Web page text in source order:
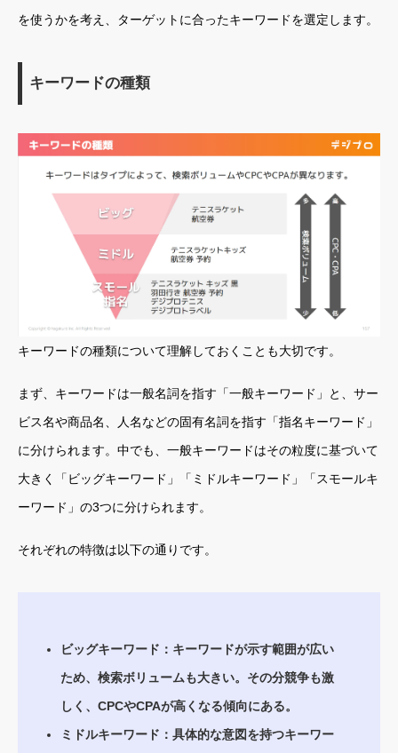
を使うかを考え、ターゲットに合ったキーワードを選定します。
キーワードの種類
キーワードの種類について理解しておくことも大切です。
まず、キーワードは一般名詞を指す「一般キーワード」と、サー
ビス名や商品名、人名などの固有名詞を指す「指名キーワード」
に分けられます。中でも、一般キーワードはその粒度に基づいて
大きく「ビッグキーワード」「ミドルキーワード」「スモールキ
ーワード」の3つに分けられます。
それぞれの特徴は以下の通りです。
ビッグキーワード：キーワードが示す範囲が広い
ため、検索ボリュームも大きい。その分競争も激
しく、CPCやCPAが高くなる傾向にある。
ミドルキーワード：具体的な意図を持つキーワー